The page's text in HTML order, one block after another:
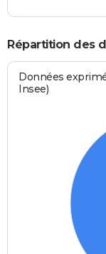
Répartition des
Données
Insee)